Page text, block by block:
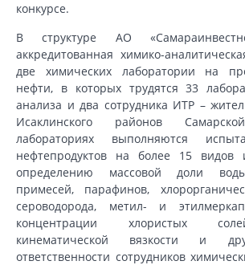
конкурсе.
В структуре АО
аккредитованная химико-
две химических лаборатории на
нефти, в которых трудятся 33
анализа и два сотрудника ИТР –
Исаклинского районов
лабораториях выполняются
нефтепродуктов на более 15 видов
определению массовой доли
примесей, парафинов,
сероводорода, метил- и
концентрации хлористых
кинематической вязкости и
ответственности сотрудников